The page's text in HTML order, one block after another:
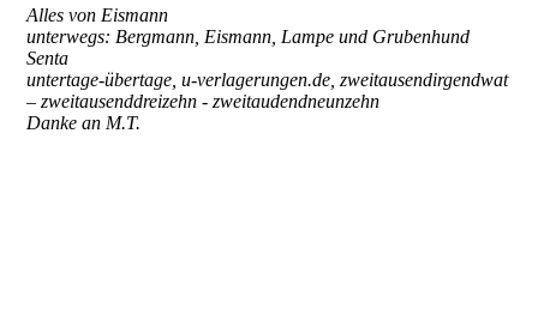
Alles von Eismann
unterwegs: Bergmann, Eismann, Lampe und Grubenhund
Senta
untertage-übertage, u-verlagerungen.de, zweitausendirgendwat
– zweitausenddreizehn - zweitaudendneunzehn
Danke an M.T.